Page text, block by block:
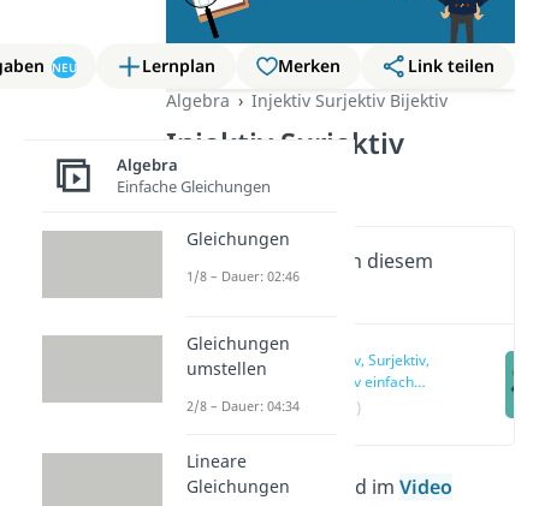
NEU Lernplan Merken
Link teilen
Algebra
Injektiv Surjektiv Bijektiv
Injektiv Surjektiv
Bijektiv
Wichtige Inhalte in diesem
Video
Injektiv, Surjektiv,
Bijektiv einfach
erklärt
(00:13)
In diesem Beitrag und imVideo
Algebra
Einfache Gleichungen
Gleichungen
1/8 – Dauer: 02:46
Gleichungen
umstellen
2/8 – Dauer: 04:34
Lineare
Gleichungen